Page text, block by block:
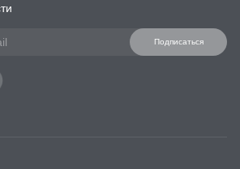
Подписаться